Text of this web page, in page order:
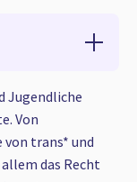
Jugendliche
Von
von trans* und
das Recht